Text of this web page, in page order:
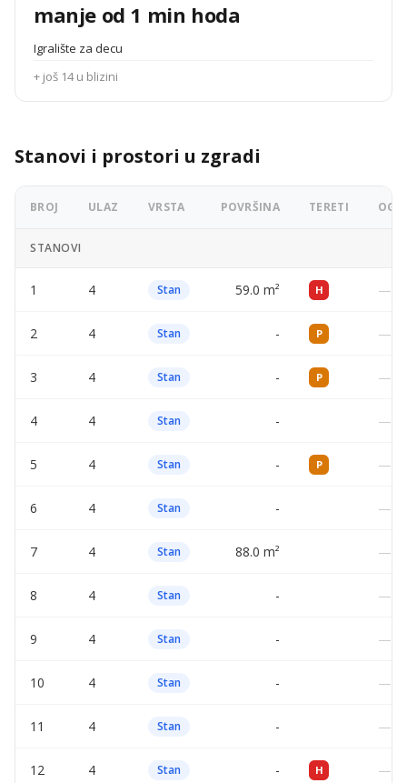
manje od 1 min hoda
Igralište za decu
+ još 14 u blizini
Stanovi i prostori u zgradi
BROJ ULAZ VRSTA POVRŠINA TERETI
STANOVI
1 4 Stan 59.0 m² H —
2 4 Stan - P —
3 4 Stan - P —
4 4 Stan - —
5 4 Stan - P —
6 4 Stan - —
7 4 Stan 88.0 m² —
8 4 Stan - —
9 4 Stan - —
10 4 Stan - —
11 4 Stan - —
12 4 Stan - H —